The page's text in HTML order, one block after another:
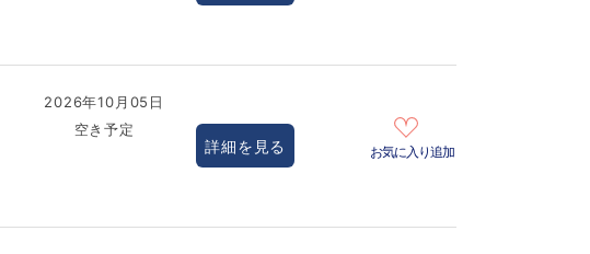
2026年10月05日
空き予定
詳細を見る お気に入り追加